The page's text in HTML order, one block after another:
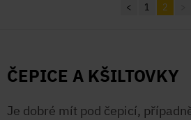
< 1 2
ČEPICE A KŠILTOVKY
Je dobré mít pod čepicí,